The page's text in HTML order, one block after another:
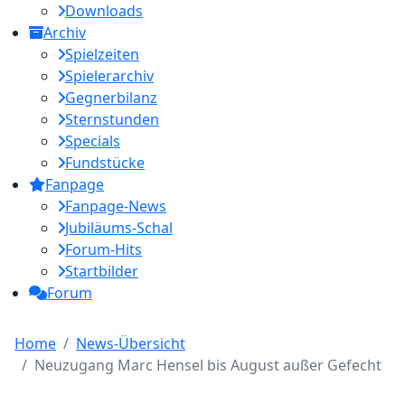
Downloads
Archiv
Spielzeiten
Spielerarchiv
Gegnerbilanz
Sternstunden
Specials
Fundstücke
Fanpage
Fanpage-News
Jubiläums-Schal
Forum-Hits
Startbilder
Forum
Home
News-Übersicht
Neuzugang Marc Hensel bis August außer Gefecht